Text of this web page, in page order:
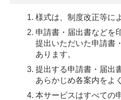
様式は、制度改正等に
申請書・届出書などを
提出いただいた申請書
あります。
提出する申請書・届出
あらかじめ各案内をよ
本サービスはすべての